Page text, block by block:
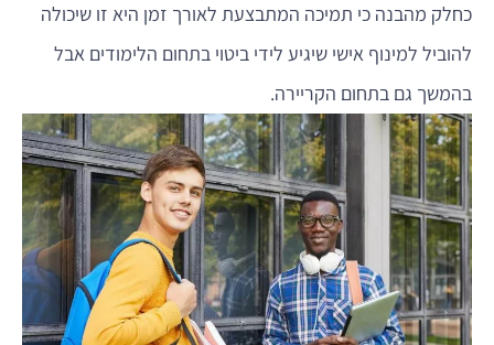
כחלק מהבנה כי תמיכה המתבצעת לאורך זמן היא זו שיכולה
להוביל למינוף אישי שיגיע לידי ביטוי בתחום הלימודים אבל
בהמשך גם בתחום הקריירה.